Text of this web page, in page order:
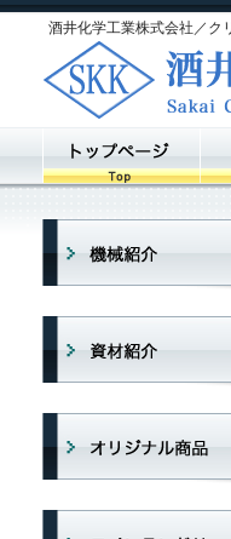
酒井化学工業株式会社／ク